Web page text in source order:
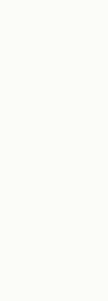
What is
Accueil Vélo
cyclists on